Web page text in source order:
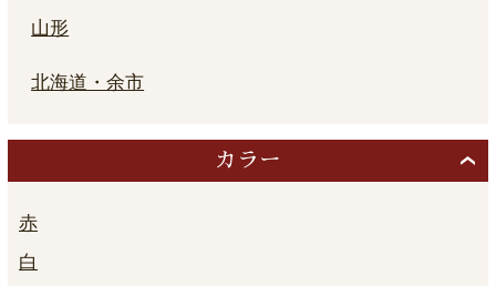
山形
北海道・余市
カラー
赤
白